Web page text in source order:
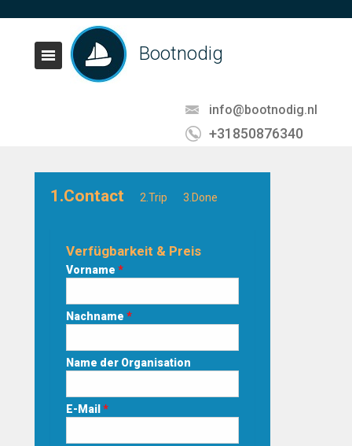
Bootnodig
info@bootnodig.nl
+31850876340
1.Contact 2.Trip 3.Done
Verfügbarkeit & Preis
Vorname *
Nachname *
Name der Organisation
E-Mail *